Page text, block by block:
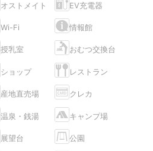
オストメイト EV充電器
Wi-Fi 情報館
授乳室 おむつ交換台
ショップ レストラン
産地直売場 クレカ
温泉・銭湯 キャンプ場
展望台 公園